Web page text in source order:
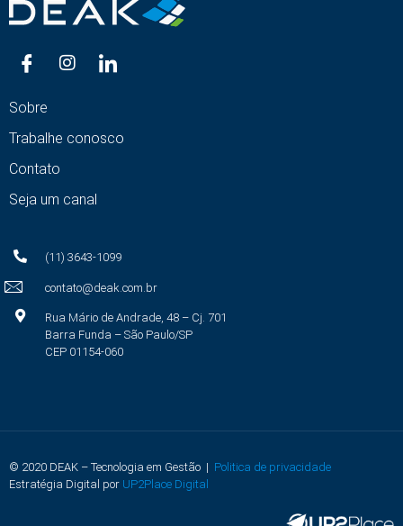
Sobre
Trabalhe conosco
Contato
Seja um canal
(11) 3643-1099
contato@deak.com.br
Rua Mário de Andrade, 48 – Cj. 701
Barra Funda – São Paulo/SP
CEP 01154-060
© 2020 DEAK – Tecnologia em Gestão | Politica de privacidade
Estratégia Digital por UP2Place Digital